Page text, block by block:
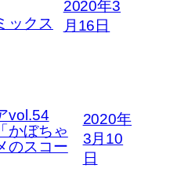
ックス
2020年3
月16日
vol.54
かぼちゃ
のスコー
2020年
3月10
日